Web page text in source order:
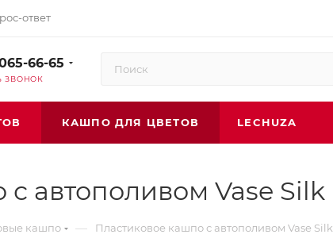
ответ
66-65
ЗВОНОК
КАШПО ДЛЯ ЦВЕТОВ LECHUZA
автополивом Vase Silk
кашпо — Пластиковое кашпо с автополивом Vase Silk